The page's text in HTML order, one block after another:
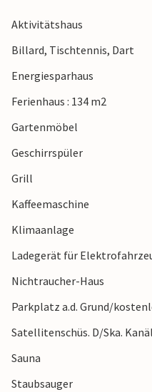
Aktivitätshaus
Billard, Tischtennis, Dart
Energiesparhaus
Ferienhaus : 134 m2
Gartenmöbel
Geschirrspüler
Grill
Kaffeemaschine
Klimaanlage
Ladegerät für
Nichtraucher-Haus
Parkplatz a.d. Grund/
Satellitenschüs. D/Ska.
Sauna
Staubsauger